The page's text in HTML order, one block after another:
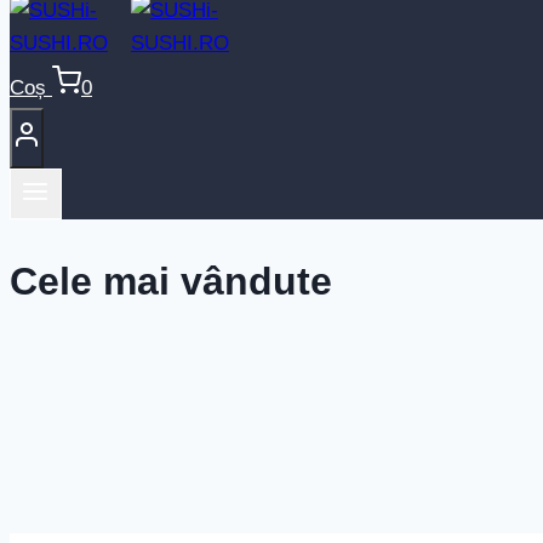
Coș 0
Cele mai vândute